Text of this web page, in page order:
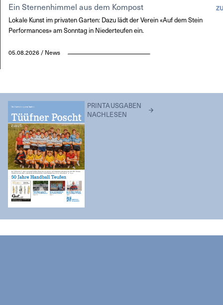
Ein Sternenhimmel aus dem Kompost
Lokale Kunst im privaten Garten: Dazu lädt der Verein «Auf dem Stein
Performances» am Sonntag in Niederteufen ein.
05.08.2026 / News
PRINTAUSGABEN
NACHLESEN